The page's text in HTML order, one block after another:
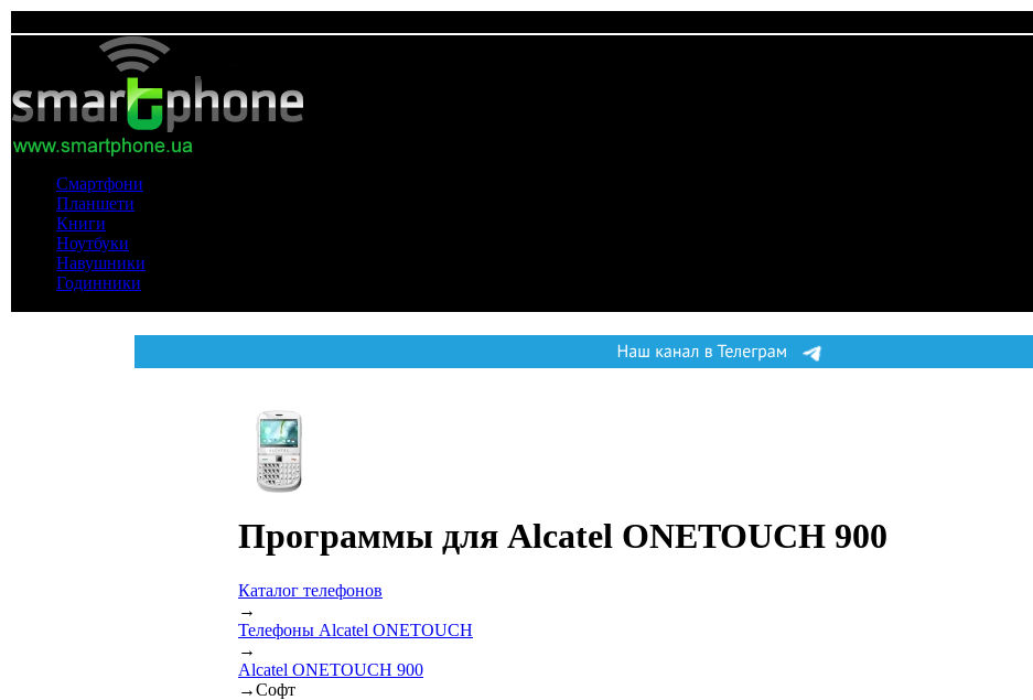
Смартфони
Планшети
Книги
Ноутбуки
Навушники
Годинники
Программы для Alcatel ONETOUCH 900
Каталог телефонов
→
Телефоны Alcatel ONETOUCH
→
Alcatel ONETOUCH 900
→Софт